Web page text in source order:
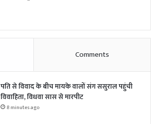
Comments
पति से विवाद के बीच मायके वालों संग ससुराल पहुंची
विवाहिता, विधवा सास से मारपीट
8 minutes ago